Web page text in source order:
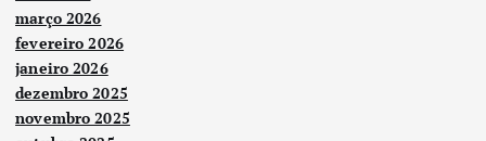
março 2026
fevereiro 2026
janeiro 2026
dezembro 2025
novembro 2025